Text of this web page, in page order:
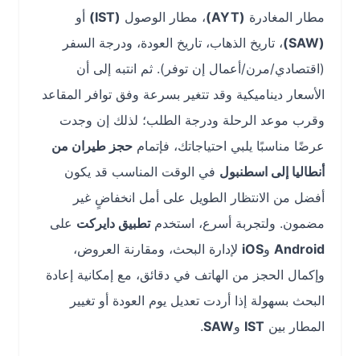
مطار المغادرة(AYT) ، مطار الوصول(IST)
أو
، تاريخ الذهاب، تاريخ العودة، ودرجة السفر
(اقتصادي/مرن/أعمال إن توفر). ثم انتبه إلى أن
الأسعار ديناميكية وقد تتغير بسرعة وفق توافر المقاعد
وقرب موعد الرحلة ودرجة الطلب؛ لذلك إن وجدت
عرضًا مناسبًا يلبي احتياجاتك، فإتمامحجز طيران من
أنطاليا إلى اسطنبولفي الوقت المناسب قد يكون
أفضل من الانتظار الطويل على أمل انخفاضٍ غير
مضمون. ولتجربة أسرع، استخدمتطبيق دايركتعلى
AndroidوiOS لإدارة البحث، ومقارنة العروض،
وإكمال الحجز من الهاتف في دقائق، مع إمكانية إعادة
البحث بسهولة إذا أردت تعديل يوم العودة أو تغيير
المطار بينISTو SAW
.